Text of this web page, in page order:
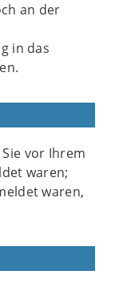
an der
in das
vor Ihrem
waren;
waren,